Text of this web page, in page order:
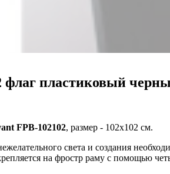
флаг пластиковый
FPB-102102, размер - 102х102 см.
света и создания
на фростр раму с помощью